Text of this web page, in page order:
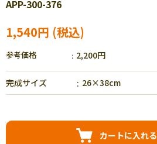
APP-300-376
1,540円
参考価格 2,200円
完成サイズ 26×38cm
カートに入れる